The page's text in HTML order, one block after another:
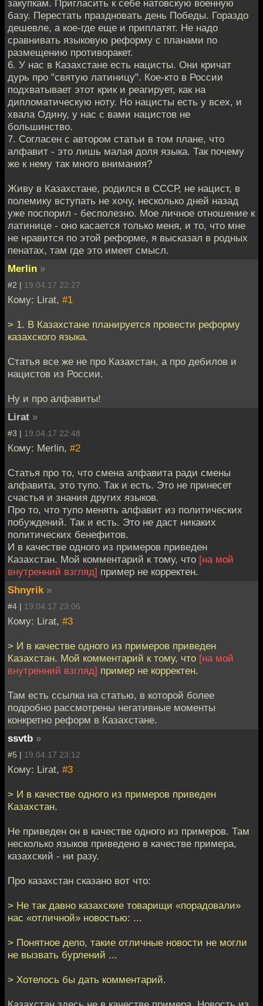
закупкам. Пригласить к себе натовскую военную
базу. Перестать праздновать день Победы. Гораздо
дешевле, а кое-где еще и приплатят. Не надо
сравнивать языковую реформу с планами по
размещению противоракет.
6. У нас в Казахстане есть нацисты. Они кричат
дурь про "святую латиницу". Кое-кто в России
подхватывает этот крик и реагирует, как на
дипломатическую ноту. Но нацисты есть у всех, и
хвала Одину, у нас с вами нацистов не
большинство.
7. Согласен с автором статьи в том плане, что
алфавит - это лишь малая доля языка. Так почему
же к нему так много внимания?
Живу в Казахстане, родился в СССР, не нацист, в
полемику вступать не хочу, несколько дней назад
уже поспорил - бесполезно. Мое личное отношение к
латинице - оно касается только меня, и то, что мне
не нравится по этой реформе, я высказал в родных
пенатах, там где это имеет смысл.
Merlin »
#2 | 19.04.17 22:27
Кому: Lirat, #1
> 1. В Казахстане планируется провести реформу
казахского языка.
Статья все же не про Казахстан, а про дебилов и
нацистов из России.
Ну и про алфавиты!
Lirat »
#3 | 19.04.17 22:48
Кому: Merlin, #2
Статья про то, что смена алфавита ради смены
алфавита, это тупо. Так и есть. Это не принесет
счастья и знания других языков.
Про то, что тупо менять алфавит из политических
побуждений. Так и есть. Это не даст никаких
политических бенефитов.
И в качестве одного из примеров приведен
Казахстан. Мой комментарий к тому, что [на мой
внутренний взгляд] пример не корректен.
Shnyrik »
#4 | 19.04.17 23:06
Кому: Lirat, #3
> И в качестве одного из примеров приведен
Казахстан. Мой комментарий к тому, что [на мой
внутренний взгляд] пример не корректен.
Там есть ссылка на статью, в которой более
подробно рассмотрены негативные моменты
конкретно реформ в Казахстане.
ssvtb »
#5 | 19.04.17 23:12
Кому: Lirat, #3
> И в качестве одного из примеров приведен
Казахстан.
Не приведен он в качестве одного из примеров. Там
несколько языков приведено в качестве примера,
казахский - ни разу.
Про казахстан сказано вот что:
> Не так давно казахские товарищи «порадовали»
нас «отличной» новостью: ...
> Понятное дело, такие отличные новости не могли
не вызвать бурлений ...
> Хотелось бы дать комментарий.